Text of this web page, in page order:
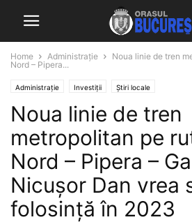
Home Administrație
Noua linie de tren
Nord – Pipera...
Administrație Investiții Știri locale
Noua linie de tren
metropolitan pe
Nord – Pipera –
Nicușor Dan vrea
folosință în 2023